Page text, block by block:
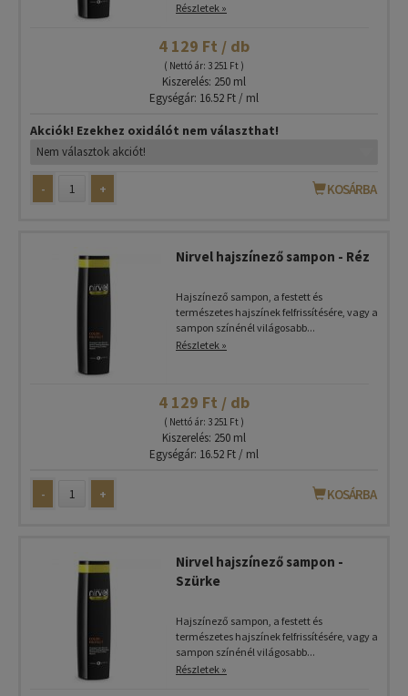
Részletek »
4 129 Ft / db
( Nettó ár: 3 251 Ft )
Kiszerelés: 250 ml
Egységár: 16.52 Ft / ml
Akciók! Ezekhez oxidálót nem választhat!
- + KOSÁRBA
Nirvel hajszínező sampon - Réz
Hajszínező sampon, a festett és
természetes hajszínek felfrissítésére, vagy a
sampon színénél világosabb...
Részletek »
4 129 Ft / db
( Nettó ár: 3 251 Ft )
Kiszerelés: 250 ml
Egységár: 16.52 Ft / ml
- + KOSÁRBA
Nirvel hajszínező sampon -
Szürke
Hajszínező sampon, a festett és
természetes hajszínek felfrissítésére, vagy a
sampon színénél világosabb...
Részletek »